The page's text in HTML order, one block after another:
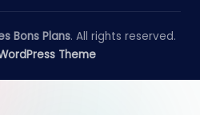
Bons Plans. All rights reserved.
Theme